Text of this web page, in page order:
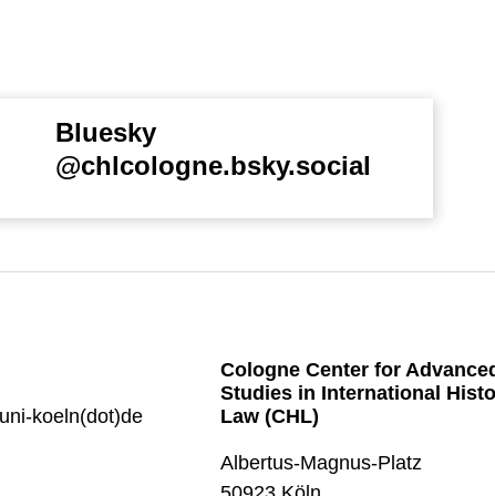
Bluesky
@chlcologne.bsky.social
koeln(dot)de
Cologne Center for
Studies in International
Law (CHL)
Albertus-Magnus-Platz